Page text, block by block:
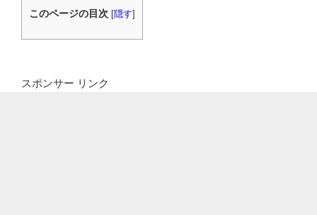
このページの目次 [隠す]
スポンサー リンク